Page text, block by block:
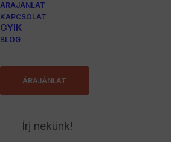
ÁRAJÁNLAT
KAPCSOLAT
GYIK
BLOG
ÁRAJÁNLAT
Írj nekünk!
Ford S-max
Katalógus Le
150 Lóerő